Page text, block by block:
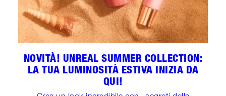
NOVITÀ! UNREAL SUMMER COLLECTION:
LA TUA LUMINOSITÀ ESTIVA INIZIA DA
QUI!